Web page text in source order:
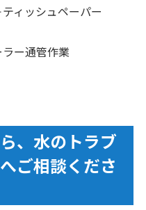
ィッシュペーパー
ー通管作業
、水のトラブ
ご相談くださ